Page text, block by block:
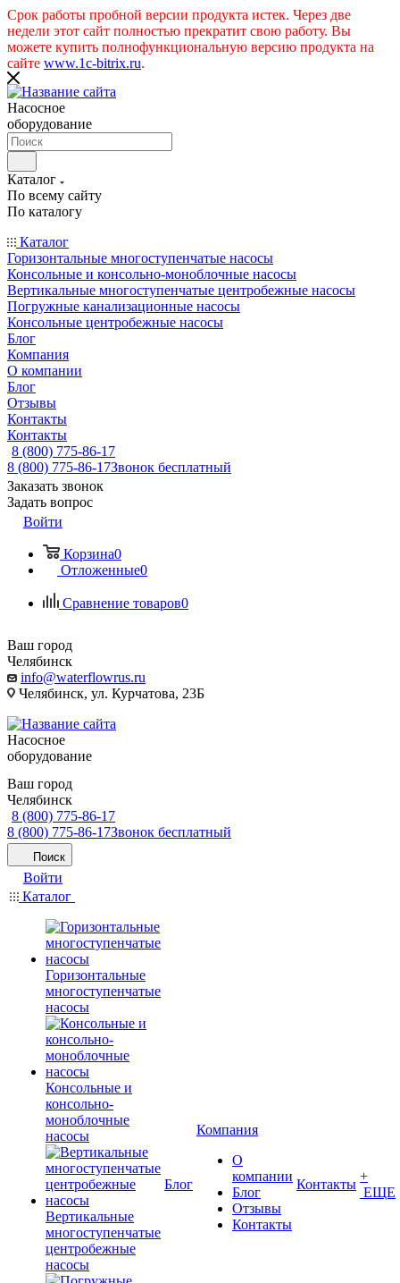
Срок работы пробной версии продукта истек. Через две
недели этот сайт полностью прекратит свою работу. Вы
можете купить полнофункциональную версию продукта на
сайте www.1c-bitrix.ru.
Насосное
оборудование
Каталог
По всему сайту
По каталогу
Каталог
Горизонтальные многоступенчатые насосы
Консольные и консольно-моноблочные насосы
Вертикальные многоступенчатые центробежные насосы
Погружные канализационные насосы
Консольные центробежные насосы
Блог
Компания
О компании
Блог
Отзывы
Контакты
Контакты
8 (800) 775-86-17
8 (800) 775-86-17Звонок бесплатный
Заказать звонок
Задать вопрос
Войти
Корзина0
Отложенные0
Сравнение товаров0
Ваш город
Челябинск
info@waterflowrus.ru
Челябинск, ул. Курчатова, 23Б
Насосное
оборудование
Ваш город
Челябинск
8 (800) 775-86-17
8 (800) 775-86-17Звонок бесплатный
Поиск
Войти
Каталог
Горизонтальные
многоступенчатые
насосы
Консольные и
консольно-
моноблочные
насосы
Вертикальные
многоступенчатые
центробежные
насосы
Блог
Компания
О
компании
Блог
Отзывы
Контакты
Контакты
+
ЕЩЕ